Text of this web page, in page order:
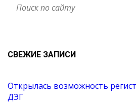
СВЕЖИЕ ЗАПИСИ
Открылась возможность
ДЭГ